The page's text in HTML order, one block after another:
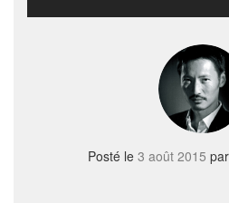
Posté le 3 août 2015 par